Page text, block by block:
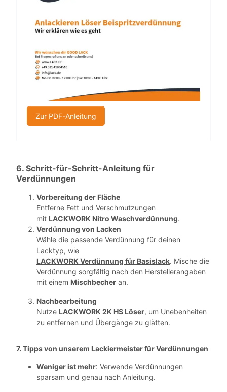
Zur PDF-Anleitung
6. Schritt-für-Schritt-Anleitung für
Verdünnungen
Vorbereitung der Fläche
Entferne Fett und Verschmutzungen
mit LACKWORK Nitro Waschverdünnung.
Verdünnung von Lacken
Wähle die passende Verdünnung für deinen
Lacktyp, wie
LACKWORK Verdünnung für Basislack. Mische die
Verdünnung sorgfältig nach den Herstellerangaben
mit einem Mischbecher an.
Nachbearbeitung
Nutze LACKWORK 2K HS Löser, um Unebenheiten
zu entfernen und Übergänge zu glätten.
7. Tipps von unserem Lackiermeister für Verdünnungen
Weniger ist mehr: Verwende Verdünnungen
sparsam und genau nach Anleitung.